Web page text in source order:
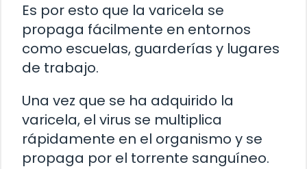
Es por esto que la varicela se
propaga fácilmente en entornos
como escuelas, guarderías y lugares
de trabajo.
Una vez que se ha adquirido la
varicela, el virus se multiplica
rápidamente en el organismo y se
propaga por el torrente sanguíneo.